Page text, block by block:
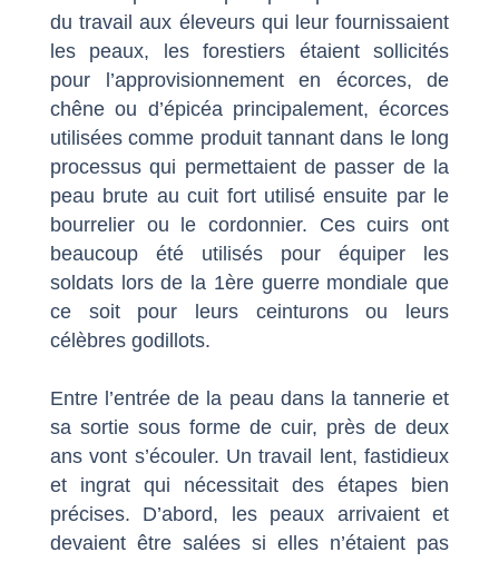
du travail aux éleveurs qui leur fournissaient
les peaux, les forestiers étaient sollicités
pour l’approvisionnement en écorces, de
chêne ou d’épicéa principalement, écorces
utilisées comme produit tannant dans le long
processus qui permettaient de passer de la
peau brute au cuit fort utilisé ensuite par le
bourrelier ou le cordonnier. Ces cuirs ont
beaucoup été utilisés pour équiper les
soldats lors de la 1ère guerre mondiale que
ce soit pour leurs ceinturons ou leurs
célèbres godillots.
Entre l’entrée de la peau dans la tannerie et
sa sortie sous forme de cuir, près de deux
ans vont s’écouler. Un travail lent, fastidieux
et ingrat qui nécessitait des étapes bien
précises. D’abord, les peaux arrivaient et
devaient être salées si elles n’étaient pas